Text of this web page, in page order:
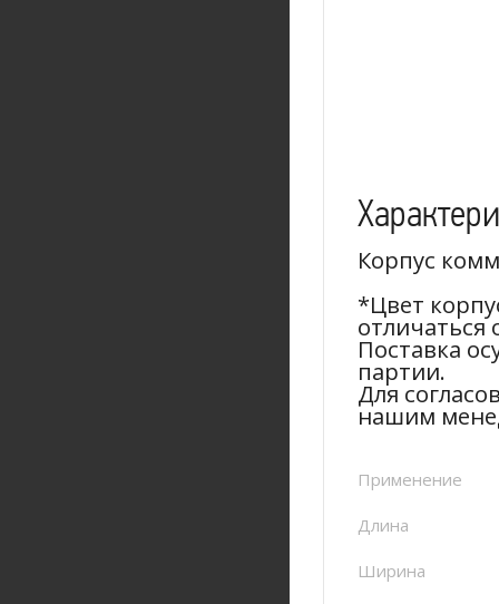
Корпус
*Цвет
отличаться
Поставка
партии.
Для
нашим
Применение
Длина
Ширина